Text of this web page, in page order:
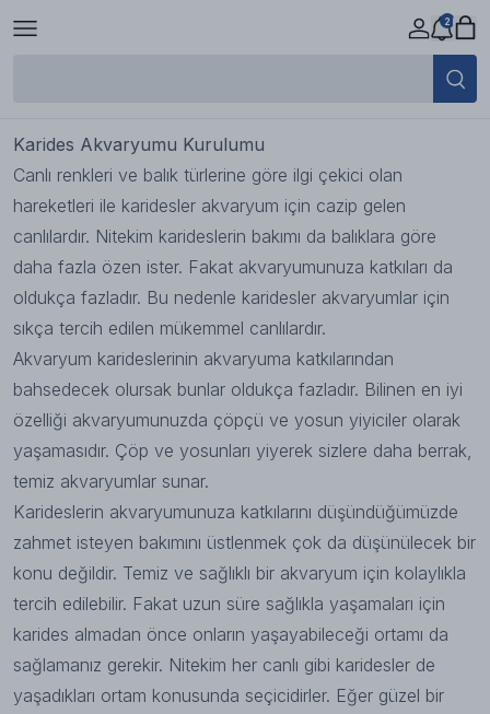
2
Karides Akvaryumu Kurulumu
Canlı renkleri ve balık türlerine göre ilgi çekici olan
hareketleri ile karidesler akvaryum için cazip gelen
canlılardır. Nitekim karideslerin bakımı da balıklara göre
daha fazla özen ister. Fakat akvaryumunuza katkıları da
oldukça fazladır. Bu nedenle karidesler akvaryumlar için
sıkça tercih edilen mükemmel canlılardır.
Akvaryum karideslerinin akvaryuma katkılarından
bahsedecek olursak bunlar oldukça fazladır. Bilinen en iyi
özelliği akvaryumunuzda çöpçü ve yosun yiyiciler olarak
yaşamasıdır. Çöp ve yosunları yiyerek sizlere daha berrak,
temiz akvaryumlar sunar.
Karideslerin akvaryumunuza katkılarını düşündüğümüzde
zahmet isteyen bakımını üstlenmek çok da düşünülecek bir
konu değildir. Temiz ve sağlıklı bir akvaryum için kolaylıkla
tercih edilebilir. Fakat uzun süre sağlıkla yaşamaları için
karides almadan önce onların yaşayabileceği ortamı da
sağlamanız gerekir. Nitekim her canlı gibi karidesler de
yaşadıkları ortam konusunda seçicidirler. Eğer güzel bir